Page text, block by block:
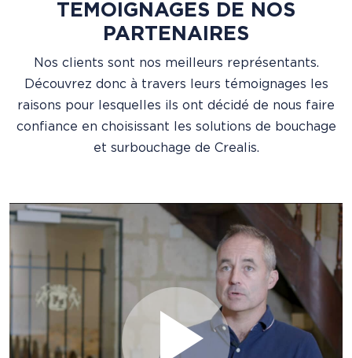
TEMOIGNAGES DE NOS
PARTENAIRES
Nos clients sont nos meilleurs représentants.
Découvrez donc à travers leurs témoignages les
raisons pour lesquelles ils ont décidé de nous faire
confiance en choisissant les solutions de bouchage
et surbouchage de Crealis.